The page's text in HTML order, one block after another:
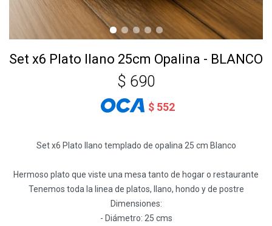
Set x6 Plato llano 25cm Opalina - BLANCO
$ 690
$ 552
Set x6 Plato llano templado de opalina 25 cm Blanco
Hermoso plato que viste una mesa tanto de hogar o restaurante
Tenemos toda la linea de platos, llano, hondo y de postre
Dimensiones:
- Diámetro: 25 cms